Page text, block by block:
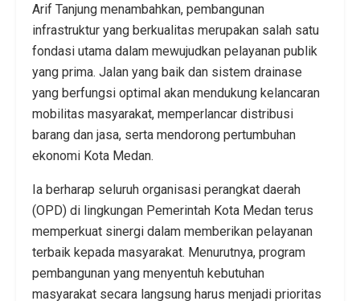
Arif Tanjung menambahkan, pembangunan
infrastruktur yang berkualitas merupakan salah satu
fondasi utama dalam mewujudkan pelayanan publik
yang prima. Jalan yang baik dan sistem drainase
yang berfungsi optimal akan mendukung kelancaran
mobilitas masyarakat, memperlancar distribusi
barang dan jasa, serta mendorong pertumbuhan
ekonomi Kota Medan.
Ia berharap seluruh organisasi perangkat daerah
(OPD) di lingkungan Pemerintah Kota Medan terus
memperkuat sinergi dalam memberikan pelayanan
terbaik kepada masyarakat. Menurutnya, program
pembangunan yang menyentuh kebutuhan
masyarakat secara langsung harus menjadi prioritas